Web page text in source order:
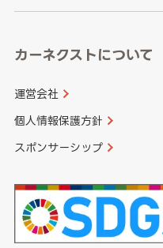
カーネクストについて
運営会社
個人情報保護方針
スポンサーシップ